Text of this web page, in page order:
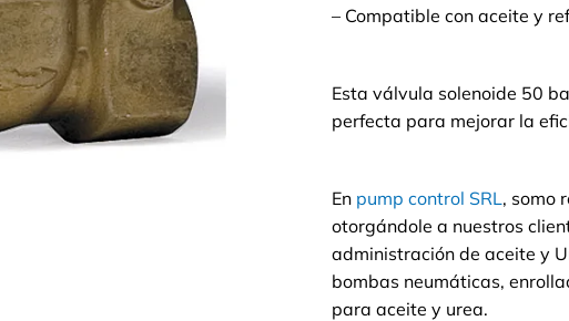
– Compatible con aceite y
Esta válvula solenoide 50
perfecta para mejorar la
En pump control SRL, somo
otorgándole a nuestros
administración de aceite y
bombas neumáticas,
para aceite y urea.